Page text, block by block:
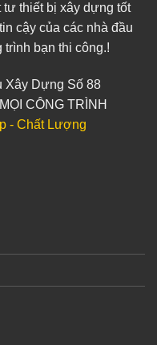
thiết bị xây dựng tốt
cậy của các nhà đầu
bạn thi công.!
Xây Dựng Số 88
CÔNG TRÌNH
- Chất Lượng